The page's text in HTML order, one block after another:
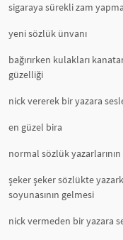
sigaraya sürekli zam
yeni sözlük ünvanı
bağırırken kulakları
güzelliği
nick vererek bir yazara
en güzel bira
normal sözlük
şeker şeker sözlükte
soyunasının gelmesi
nick vermeden bir yazara